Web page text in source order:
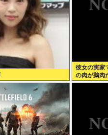
彼女の実家
の肉が鶏肉